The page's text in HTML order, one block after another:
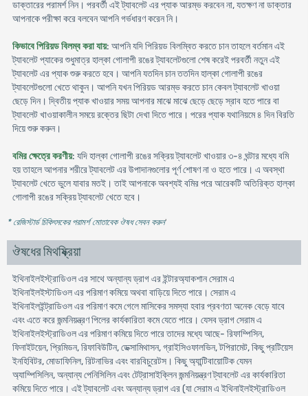
ডাক্তারের পরামর্শ নিন। পরবর্তী এই ট্যাবলেট এর প্যাক আরম্ভ করবেন না, যতক্ষণ না ডাক্তার
আপনাকে পরীক্ষা করে বলবেন আপনি গর্ভধারণ করেন নি।
কিভাবে পিরিয়ড বিলম্ব করা যায়: আপনি যদি পিরিয়ড বিলম্বিত করতে চান তাহলে বর্তমান এই
ট্যাবলেট প্যাকের শুধুমাত্র হাল্কা গোলাপী রঙের ট্যাবলেটগুলো শেষ করেই পরবর্তী নতুন এই
ট্যাবলেট এর প্যাক শুরু করতে হবে। আপনি যতদিন চান ততদিন হাল্কা গোলাপী রঙের
ট্যাবলেটগুলো খেতে থাকুন। আপনি যখন পিরিয়ড আরম্ভ করতে চান কেবল ট্যাবলেট খাওয়া
ছেড়ে দিন। দ্বিতীয় প্যাক খাওয়ার সময় আপনার মাঝে মাঝে ছেড়ে ছেড়ে স্রাব হতে পারে বা
ট্যাবলেট খাওয়াকালীন সময়ে রক্তের ছিটা দেখা দিতে পারে। পরের প্যাক যথানিয়মে ৪ দিন বিরতি
দিয়ে শুরু করুন।
বমির ক্ষেত্রে করণীয়: যদি হাল্কা গোলাপী রঙের সক্রিয় ট্যাবলেট খাওয়ার ৩-৪ ঘন্টার মধ্যে বমি
হয় তাহলে আপনার শরীরে ট্যাবলেট এর উপাদানগুলোর পূর্ণ শোষণ না ও হতে পারে। এ অবস্থা
ট্যাবলেট খেতে ভুলে যাবার মতই। তাই আপনাকে অবশ্যই বমির পরে আরেকটি অতিরিক্ত হাল্কা
গোলাপী রঙের সক্রিয় ট্যাবলেট খেতে হবে।
* রেজিস্টার্ড চিকিৎসকের পরামর্শ মোতাবেক ঔষধ সেবন করুন'
ঔষধের মিথষ্ক্রিয়া
ইথিনাইলইস্ট্রাডিওল এর সাথে অন্যান্য ড্রাগ এর ইন্টারঅ্যাকশান সেরাম এ
ইথিনাইলইস্টাডিওল এর পরিমাণ কমিয়ে অথবা বাড়িয়ে দিতে পারে। সেরাম এ
ইথিনাইলইন্ট্রাডিওল এর পরিমাণ কমে গেলে মাসিকের সমস্যা হবার প্রবণতা অনেক বেড়ে যাবে
এবং এতে করে জন্মনিয়ন্ত্রণ পিলের কার্যকারিতা কমে যেতে পারে। যেসব ড্রাগ সেরাম এ
ইথিনাইলইস্ট্রাডিওল এর পরিমাণ কমিয়ে দিতে পারে তাদের মধ্যে আছে- রিফাম্পিসিন,
ফিনাইটয়েন, প্রিমিডন, রিফাবিউটিন, ডেক্সামিথাসন, গ্রাইসিওফালভিন, টপিরামেট, কিছু প্রটিয়েস
ইনহিবিটর, মোডাফিনিল, রিটনাভির এবং বারবিচুরেটস। কিছু অ্যান্টিবায়োটিক যেমন
অ্যাম্পিসিলিন, অন্যান্য পেনিসিলিন এবং টেট্রাসাইক্লিন জন্মনিয়ন্ত্রণ ট্যাবলেট এর কার্যকারিতা
কমিয়ে দিতে পারে। এই ট্যাবলেট এবং অন্যান্য ড্রাগ এর (যা সেরাম এ ইথিনাইলইস্ট্রাডিওল